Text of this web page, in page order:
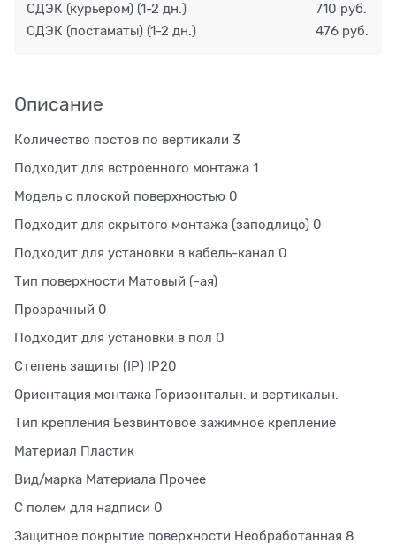
СДЭК (курьером) (1-2 дн.)
710 руб.
СДЭК (постаматы) (1-2 дн.) 476 руб.
Описание
Количество постов по вертикали 3
Подходит для встроенного монтажа 1
Модель с плоской поверхностью 0
Подходит для скрытого монтажа (заподлицо) 0
Подходит для установки в кабель-канал 0
Тип поверхности Матовый (-ая)
Прозрачный 0
Подходит для установки в пол 0
Степень защиты (IP) IP20
Ориентация монтажа Горизонтальн. и вертикальн.
Тип крепления Безвинтовое зажимное крепление
Материал Пластик
Вид/марка Материала Прочее
С полем для надписи 0
Защитное покрытие поверхности Необработанная 8